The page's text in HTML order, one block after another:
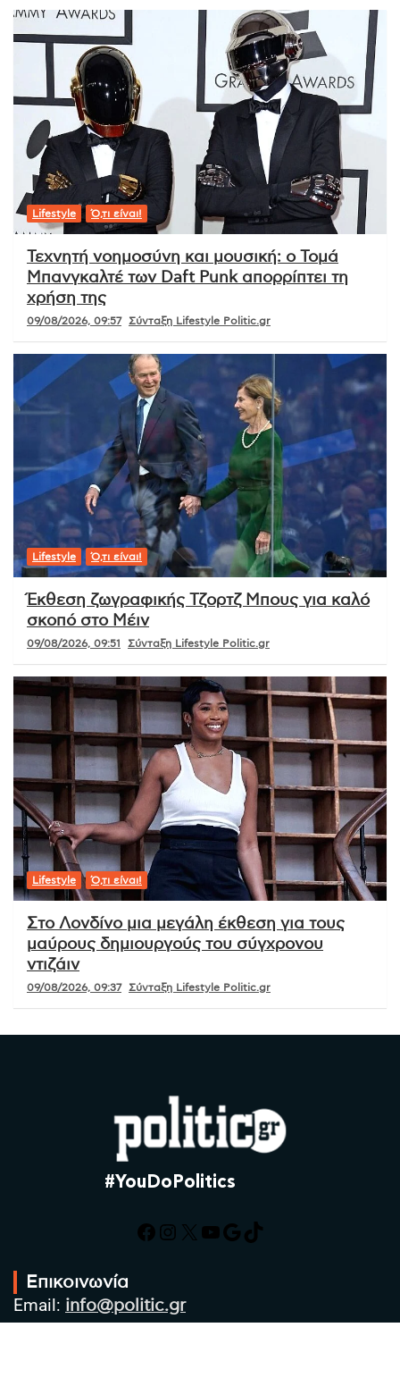
Lifestyle Ό,τι είναι!
Τεχνητή νοημοσύνη και μουσική: ο Τομά
Μπανγκαλτέ των Daft Punk απορρίπτει τη
χρήση της
09/08/2026, 09:57 Σύνταξη Lifestyle Politic.gr
Lifestyle Ό,τι είναι!
Έκθεση ζωγραφικής Τζορτζ Μπους για καλό
σκοπό στο Μέιν
09/08/2026, 09:51 Σύνταξη Lifestyle Politic.gr
Lifestyle Ό,τι είναι!
Στο Λονδίνο μια μεγάλη έκθεση για τους
μαύρους δημιουργούς του σύγχρονου
ντιζάιν
09/08/2026, 09:37 Σύνταξη Lifestyle Politic.gr
#YouDoPolitics
Facebook
Instagram
X YouTube
Google
TikTok
Επικοινωνία
Email: info@politic.gr
Τηλ: